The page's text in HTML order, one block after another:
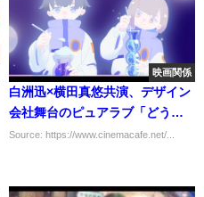
映画関係
白洲迅×横田真悠共演、デザイン
会社舞台のピュアラブ「どうせ
もう逃げられない」
Source: https://www.cinemacafe.net/...